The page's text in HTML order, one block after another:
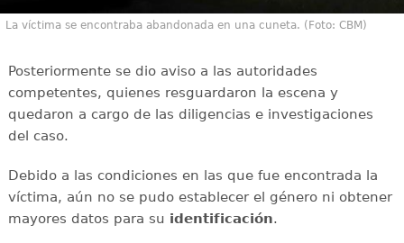
La víctima se encontraba abandonada en una cuneta. (Foto: CBM)
Posteriormente se dio aviso a las autoridades
competentes, quienes resguardaron la escena y
quedaron a cargo de las diligencias e investigaciones
del caso.
Debido a las condiciones en las que fue encontrada la
víctima, aún no se pudo establecer el género ni obtener
mayores datos para su identificación.